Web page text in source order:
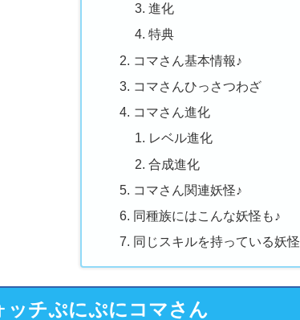
進化
特典
コマさん基本情報♪
コマさんひっさつわざ
コマさん進化
レベル進化
合成進化
コマさん関連妖怪♪
同種族にはこんな妖怪も♪
同じスキルを持っている妖怪
ッチぷにぷにコマさん